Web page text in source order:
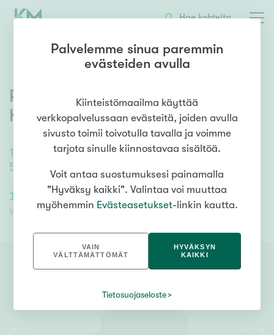
Hae kohteita
165,5 m²/193 m²
5mh, oh, k, khh, ph, s, kph, vh, wc
Ritakorventie 1,Selänpää
Kouvola
170 000,00 €
Velaton hinta
170 000,00 €
Myyntihinta
Palvelemme sinua paremmin
evästeiden avulla
Kiinteistömaailma käyttää
verkkopalvelussaan evästeitä, joiden avulla
sivusto toimii toivotulla tavalla ja voimme
tarjota sinulle kiinnostavaa sisältöä.
Voit antaa suostumuksesi painamalla
"Hyväksy kaikki". Valintaa voi muuttaa
myöhemmin Evästeasetukset-linkin kautta.
VAIN
VÄLTTÄMÄTTÖMÄT
HYVÄKSYN
KAIKKI
Tietosuojaseloste